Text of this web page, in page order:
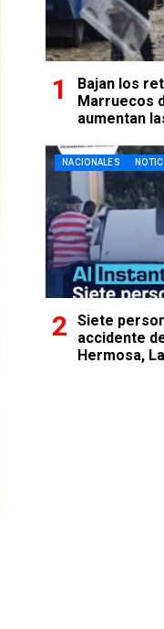
Bajan los
Marruecos
aumentan
NACIONALES
Siete
accidente
Hermosa,